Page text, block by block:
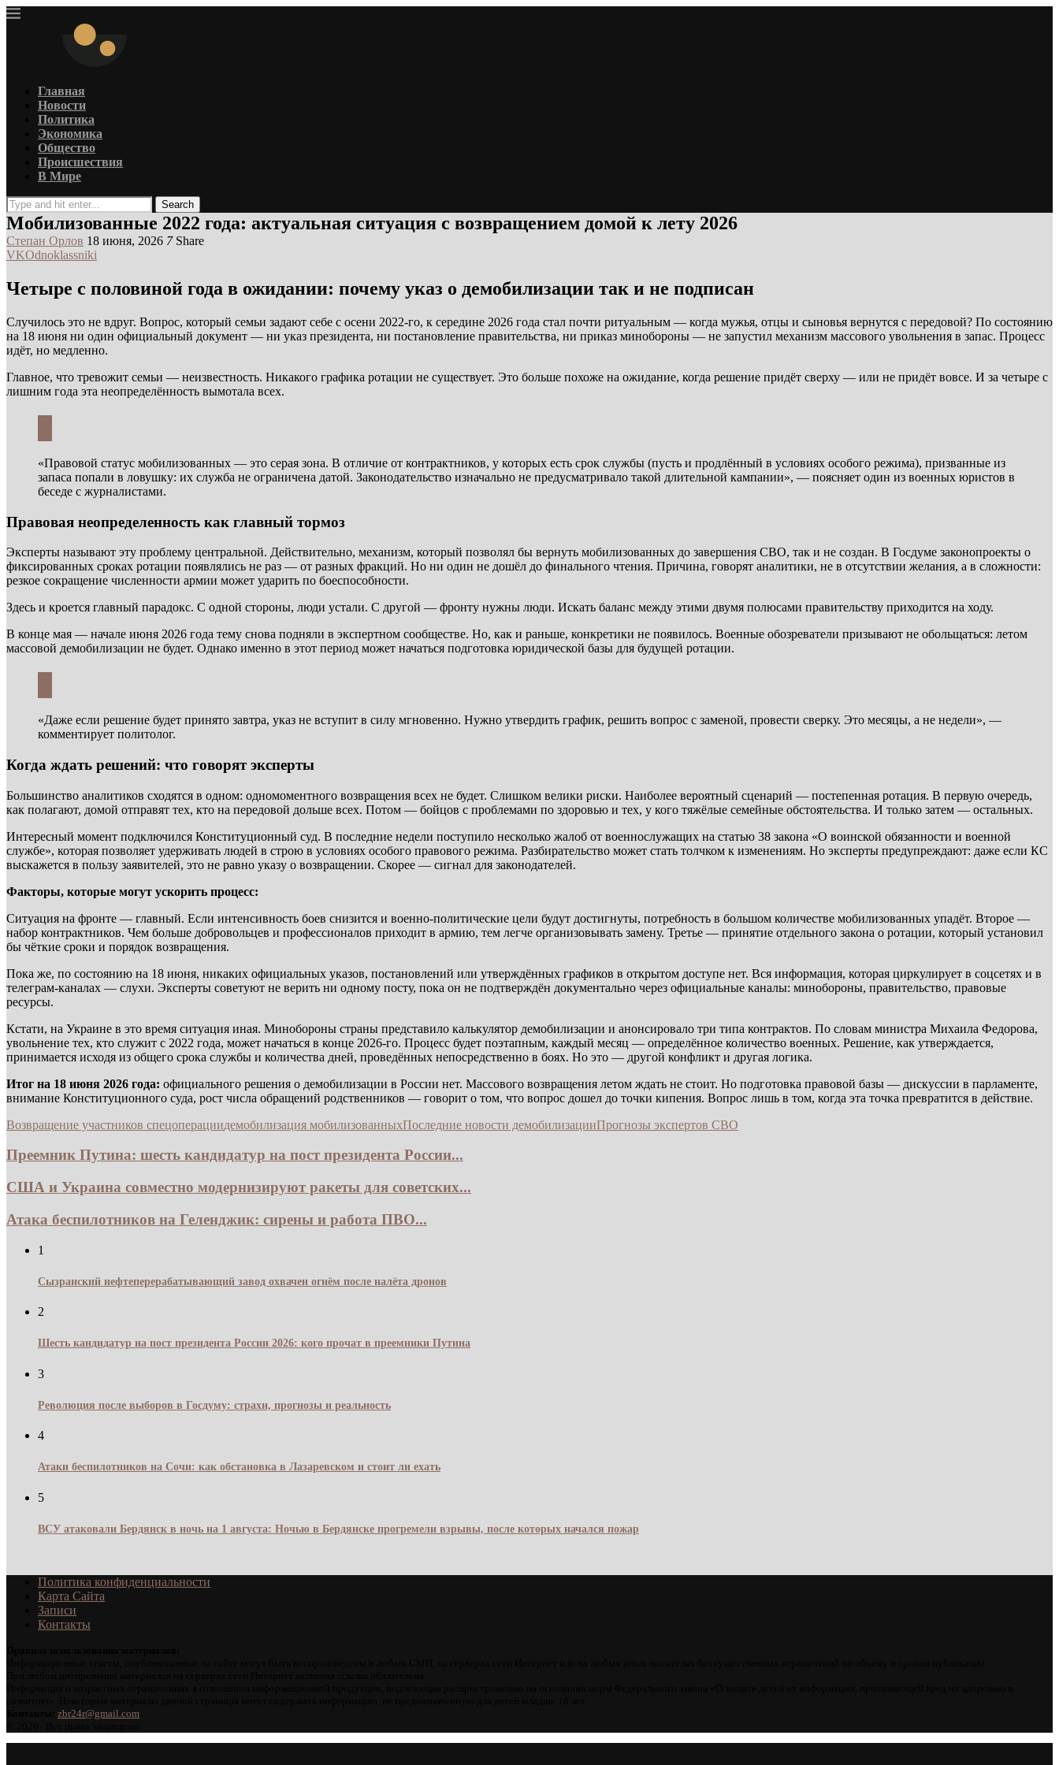
Главная
Новости
Политика
Экономика
Общество
Происшествия
В Мире
Search
Мобилизованные 2022 года: актуальная ситуация с возвращением домой к лету 2026
Степан Орлов 18 июня, 2026 7 Share
VKOdnoklassniki
Четыре с половиной года в ожидании: почему указ о демобилизации так и не подписан
Случилось это не вдруг. Вопрос, который семьи задают себе с осени 2022-го, к середине 2026 года стал почти ритуальным — когда мужья, отцы и сыновья вернутся с передовой? По состоянию
на 18 июня ни один официальный документ — ни указ президента, ни постановление правительства, ни приказ минобороны — не запустил механизм массового увольнения в запас. Процесс
идёт, но медленно.
Главное, что тревожит семьи — неизвестность. Никакого графика ротации не существует. Это больше похоже на ожидание, когда решение придёт сверху — или не придёт вовсе. И за четыре с
лишним года эта неопределённость вымотала всех.
«Правовой статус мобилизованных — это серая зона. В отличие от контрактников, у которых есть срок службы (пусть и продлённый в условиях особого режима), призванные из
запаса попали в ловушку: их служба не ограничена датой. Законодательство изначально не предусматривало такой длительной кампании», — поясняет один из военных юристов в
беседе с журналистами.
Правовая неопределенность как главный тормоз
Эксперты называют эту проблему центральной. Действительно, механизм, который позволял бы вернуть мобилизованных до завершения СВО, так и не создан. В Госдуме законопроекты о
фиксированных сроках ротации появлялись не раз — от разных фракций. Но ни один не дошёл до финального чтения. Причина, говорят аналитики, не в отсутствии желания, а в сложности:
резкое сокращение численности армии может ударить по боеспособности.
Здесь и кроется главный парадокс. С одной стороны, люди устали. С другой — фронту нужны люди. Искать баланс между этими двумя полюсами правительству приходится на ходу.
В конце мая — начале июня 2026 года тему снова подняли в экспертном сообществе. Но, как и раньше, конкретики не появилось. Военные обозреватели призывают не обольщаться: летом
массовой демобилизации не будет. Однако именно в этот период может начаться подготовка юридической базы для будущей ротации.
«Даже если решение будет принято завтра, указ не вступит в силу мгновенно. Нужно утвердить график, решить вопрос с заменой, провести сверку. Это месяцы, а не недели», —
комментирует политолог.
Когда ждать решений: что говорят эксперты
Большинство аналитиков сходятся в одном: одномоментного возвращения всех не будет. Слишком велики риски. Наиболее вероятный сценарий — постепенная ротация. В первую очередь,
как полагают, домой отправят тех, кто на передовой дольше всех. Потом — бойцов с проблемами по здоровью и тех, у кого тяжёлые семейные обстоятельства. И только затем — остальных.
Интересный момент подключился Конституционный суд. В последние недели поступило несколько жалоб от военнослужащих на статью 38 закона «О воинской обязанности и военной
службе», которая позволяет удерживать людей в строю в условиях особого правового режима. Разбирательство может стать толчком к изменениям. Но эксперты предупреждают: даже если КС
выскажется в пользу заявителей, это не равно указу о возвращении. Скорее — сигнал для законодателей.
Факторы, которые могут ускорить процесс:
Ситуация на фронте — главный. Если интенсивность боев снизится и военно-политические цели будут достигнуты, потребность в большом количестве мобилизованных упадёт. Второе —
набор контрактников. Чем больше добровольцев и профессионалов приходит в армию, тем легче организовывать замену. Третье — принятие отдельного закона о ротации, который установил
бы чёткие сроки и порядок возвращения.
Пока же, по состоянию на 18 июня, никаких официальных указов, постановлений или утверждённых графиков в открытом доступе нет. Вся информация, которая циркулирует в соцсетях и в
телеграм-каналах — слухи. Эксперты советуют не верить ни одному посту, пока он не подтверждён документально через официальные каналы: минобороны, правительство, правовые
ресурсы.
Кстати, на Украине в это время ситуация иная. Минобороны страны представило калькулятор демобилизации и анонсировало три типа контрактов. По словам министра Михаила Федорова,
увольнение тех, кто служит с 2022 года, может начаться в конце 2026-го. Процесс будет поэтапным, каждый месяц — определённое количество военных. Решение, как утверждается,
принимается исходя из общего срока службы и количества дней, проведённых непосредственно в боях. Но это — другой конфликт и другая логика.
Итог на 18 июня 2026 года: официального решения о демобилизации в России нет. Массового возвращения летом ждать не стоит. Но подготовка правовой базы — дискуссии в парламенте,
внимание Конституционного суда, рост числа обращений родственников — говорит о том, что вопрос дошел до точки кипения. Вопрос лишь в том, когда эта точка превратится в действие.
Возвращение участников спецоперациидемобилизация мобилизованныхПоследние новости демобилизацииПрогнозы экспертов СВО
Преемник Путина: шесть кандидатур на пост президента России...
США и Украина совместно модернизируют ракеты для советских...
Атака беспилотников на Геленджик: сирены и работа ПВО...
1
Сызранский нефтеперерабатывающий завод охвачен огнём после налёта дронов
2
Шесть кандидатур на пост президента России 2026: кого прочат в преемники Путина
3
Революция после выборов в Госдуму: страхи, прогнозы и реальность
4
Атаки беспилотников на Сочи: как обстановка в Лазаревском и стоит ли ехать
5
ВСУ атаковали Бердянск в ночь на 1 августа: Ночью в Бердянске прогремели взрывы, после которых начался пожар
Политика конфиденциальности
Карта Сайта
Записи
Контакты
zbr24r@gmail.com